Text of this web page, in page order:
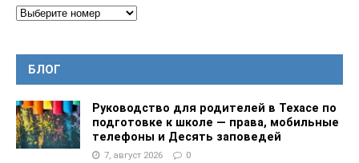
БЛОГ
Руководство для родителей в Техасе по
подготовке к школе — права, мобильные
телефоны и Десять заповедей
7, август 2026 0